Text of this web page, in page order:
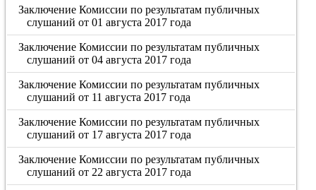
Заключение Комиссии по результатам публичных
слушаний от 01 августа 2017 года
Заключение Комиссии по результатам публичных
слушаний от 04 августа 2017 года
Заключение Комиссии по результатам публичных
слушаний от 11 августа 2017 года
Заключение Комиссии по результатам публичных
слушаний от 17 августа 2017 года
Заключение Комиссии по результатам публичных
слушаний от 22 августа 2017 года